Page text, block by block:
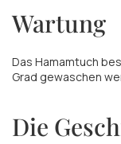
Wartung
Das Hamamtuch
Grad gewaschen
Die